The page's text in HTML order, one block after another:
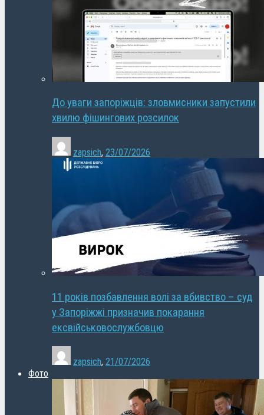
До уваги запоріжців: зловмисники запустили
хвилю фішингових розсилок
zapsich, 23/07/2026
11 років позбавлення волі за вбивство – суд
у Запоріжжі призначив покарання
ексвійськовослужбовцю
zapsich, 21/07/2026
Фото